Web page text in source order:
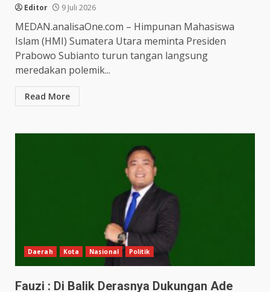
Editor 9 Juli 2026
MEDAN.analisaOne.com – Himpunan Mahasiswa
Islam (HMI) Sumatera Utara meminta Presiden
Prabowo Subianto turun tangan langsung
meredakan polemik...
Read More
Daerah Kota Nasional Politik
Fauzi : Di Balik Derasnya Dukungan Ade